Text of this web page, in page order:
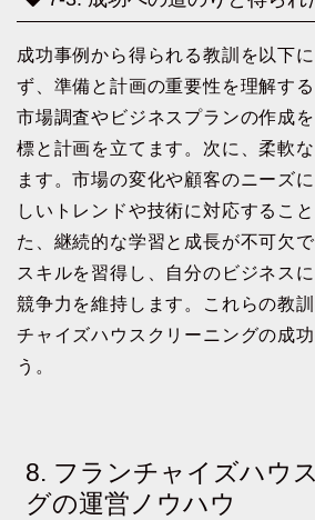
成功事例から得られる教訓を以下
ず、準備と計画の重要性を理解する
市場調査やビジネスプランの作成
標と計画を立てます。次に、柔軟
ます。市場の変化や顧客のニーズ
しいトレンドや技術に対応するこ
た、継続的な学習と成長が不可欠
スキルを習得し、自分のビジネス
競争力を維持します。これらの教
チャイズハウスクリーニングの成
う。
8. フランチャイズハウ
グの運営ノウハウ